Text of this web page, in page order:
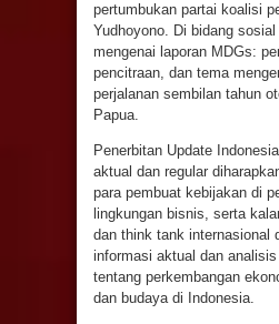
pertumbukan partai koalisi
Yudhoyono. Di bidang
mengenai laporan MDGs:
pencitraan, dan tema
perjalanan sembilan tahun
Papua.
Penerbitan Update
aktual dan regular
para pembuat kebijakan di
lingkungan bisnis, serta
dan think tank internasional
informasi aktual dan
tentang perkembangan
dan budaya di Indonesia.